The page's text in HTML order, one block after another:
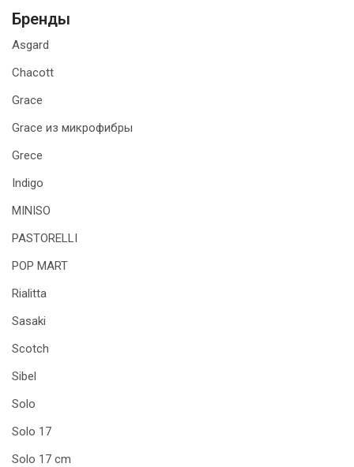
Бренды
Asgard
Chacott
Grace
Grace из микрофибры
Grece
Indigo
MINISO
PASTORELLI
POP MART
Rialitta
Sasaki
Scotch
Sibel
Solo
Solo 17
Solo 17 cm